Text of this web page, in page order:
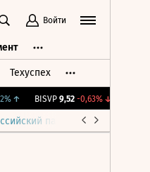
Войти
Техуспех
↑ BISVP 9,52 -0,63%↓
парламент